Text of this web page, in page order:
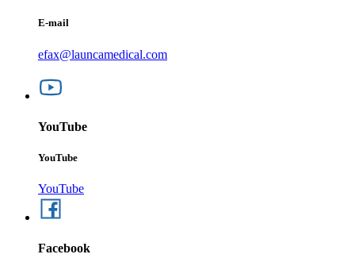
E-mail
efax@launcamedical.com
YouTube
YouTube
YouTube
Facebook